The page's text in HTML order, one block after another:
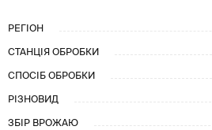
РЕГІОН
СТАНЦІЯ ОБРОБКИ
СПОСІБ ОБРОБКИ
РІЗНОВИД
ЗБІР ВРОЖАЮ